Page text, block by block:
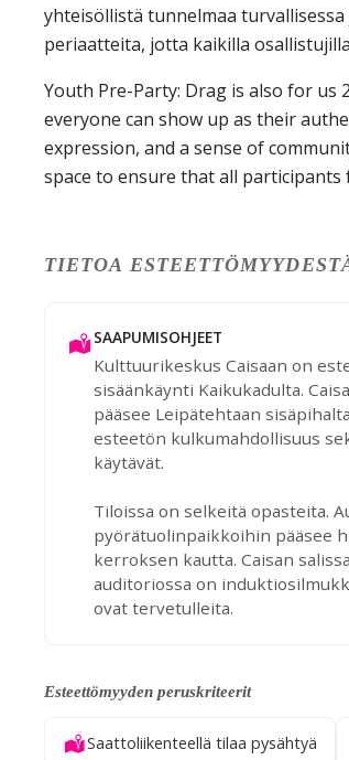
yhteisöllistä tunnelmaa
periaatteita, jotta kaikilla
Youth Pre-Party: Drag is also for us
everyone can show up as their
expression, and a sense of
space to ensure that all participants
TIETOA
SAAPUMISOHJEET
Kulttuurikeskus Caisaan on
sisäänkäynti Kaikukadulta.
pääsee Leipätehtaan
esteetön kulkumahdollisuus
käytävät.
Tiloissa on selkeitä opasteita.
pyörätuolinpaikkoihin pääsee
kerroksen kautta. Caisan
auditoriossa on
ovat tervetulleita.
Esteettömyyden peruskriteerit
Saattoliikenteellä tilaa pysähtyä